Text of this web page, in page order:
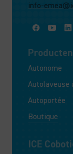
info-
Autonome
Autolaveuse
Autoportée
Boutique
ICE